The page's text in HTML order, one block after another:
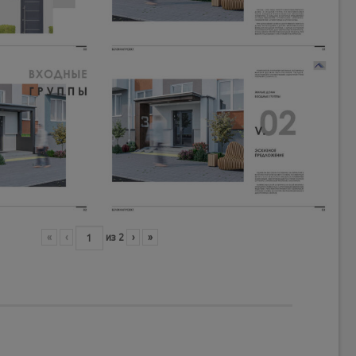
« ‹ из 2 › »